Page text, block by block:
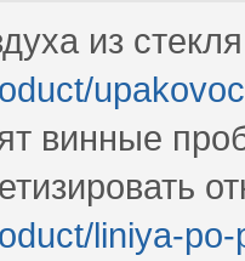
из
винные
liniya-